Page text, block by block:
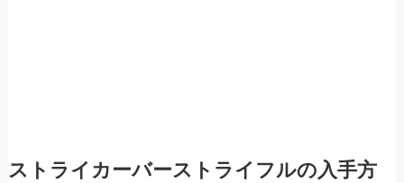
ストライカーバーストライフルの入手方